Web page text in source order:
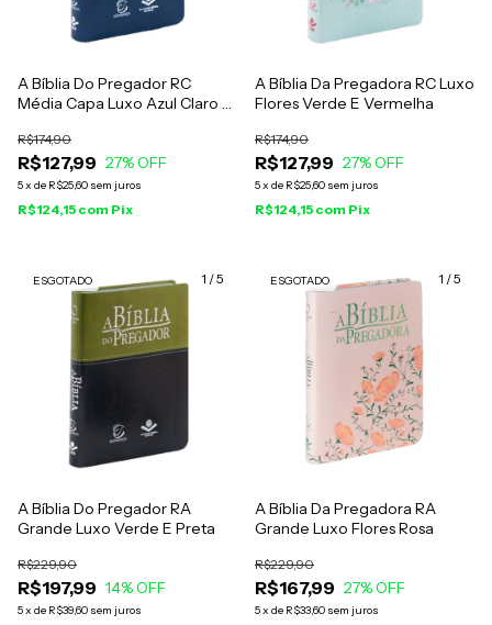
A Bíblia Do Pregador RC
Média Capa Luxo Azul Claro E
R$127,99
R$174,90
27% OFF
5x de R$25,60 sem juros
R$124,15 com Pix
A Bíblia Da Pregadora RC Luxo
Flores Verde E Vermelha
R$127,99
R$174,90
27% OFF
5x de R$25,60 sem juros
R$124,15 com Pix
1 /5
ESGOTADO
A Bíblia Do Pregador RA
Grande Luxo Verde E Preta
R$197,99
R$229,90
14% OFF
5x de R$39,60 sem juros
1 /5
ESGOTADO
A Bíblia Da Pregadora RA
Grande Luxo Flores Rosa
R$167,99
R$229,90
27% OFF
5x de R$33,60 sem juros